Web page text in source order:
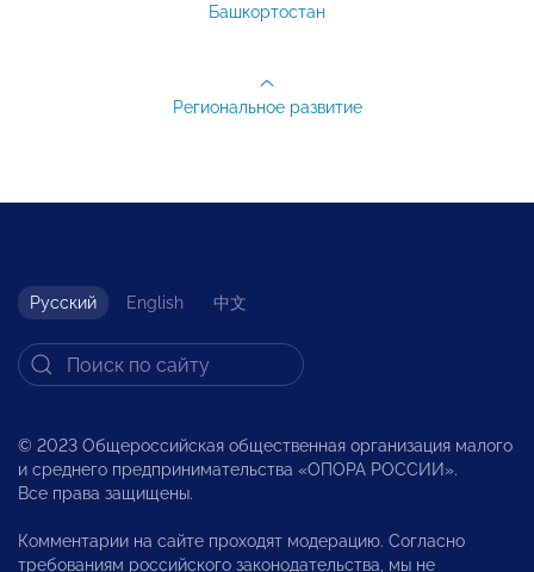
Башкортостан
Региональное развитие
Русский English 中文
© 2023 Общероссийская общественная организация малого
и среднего предпринимательства «ОПОРА РОССИИ».
Все права защищены.
Комментарии на сайте проходят модерацию. Согласно
требованиям российского законодательства, мы не